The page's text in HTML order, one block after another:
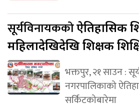
सूर्यविनायककोऐतिहासिक
महिलादेखिदेखि शिक्षक
भक्तपुर, २१ साउन :
नगरपालिकाको
सर्किटकोबारेमा